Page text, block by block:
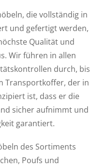
die vollständig in
und gefertigt werden,
Qualität und
Wir führen in allen
durch, bis
Transportkoffer, der in
ist, dass er die
sicher aufnimmt und
garantiert.
des Sortiments
Poufs und